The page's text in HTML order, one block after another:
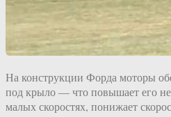
На конструкции Форда моторы
под крыло — что повышает его
малых скоростях, понижает